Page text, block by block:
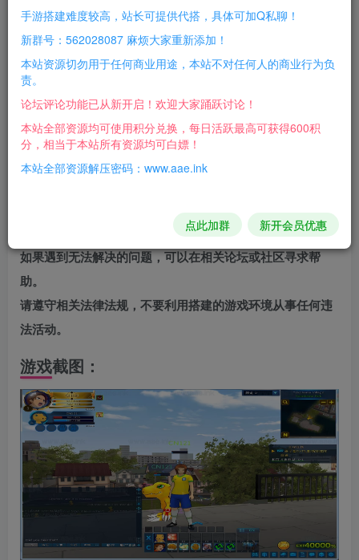
游戏介绍：
安装教程：
打开 MM-PC-SMBL-SMDS.exe 直接点击 安装
默认安装D盘 路径D:\DMO
安装大小约44.9GB
在搭建过程中，可能会遇到各种问题，建议仔细阅读搭建教
如果遇到无法解决的问题，可以在相关论坛或社区寻求帮
助。
请遵守相关法律法规，不要利用搭建的游戏环境从事任何违
法活动。
游戏截图：
手游搭建难度较高，站长可提供代搭，具体可加Q私聊！
新群号：562028087 麻烦大家重新添加！
本站资源切勿用于任何商业用途，本站不对任何人的商业行为负
责。
论坛评论功能已从新开启！欢迎大家踊跃讨论！
本站全部资源均可使用积分兑换，每日活跃最高可获得600积
分，相当于本站所有资源均可白嫖！
本站全部资源解压密码：www.aae.ink
点此加群 新开会员优惠